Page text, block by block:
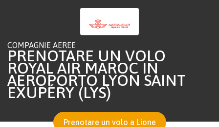
COMPAGNIE AEREE
PRENOTARE UN VOLO
ROYAL AIR MAROC IN
AEROPORTO LYON SAINT
EXUPÉRY (LYS)
Prenotare un volo a Lione